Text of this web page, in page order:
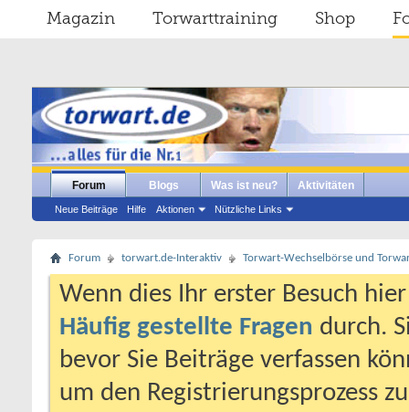
Magazin Torwarttraining Shop
Forum
Neue Beiträge Hilfe Aktionen Nützliche Links
Blogs Was ist neu? Aktivitäten
Forum torwart.de-Interaktiv Torwart-Wechselbörse und
Wenn dies Ihr erster Besuch
Häufig gestellte Fragen durch.
bevor Sie Beiträge verfassen
um den Registrierungsprozess